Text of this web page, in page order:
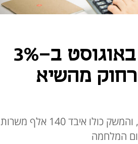
השכר בהייטק ירד באוגוסט ב-3%
רחוק מהשיא
מגזר ההייטק ירד ל-400.9 אלף משרות, והמשק כולו איבד 140 אלף משרות
המלחמה